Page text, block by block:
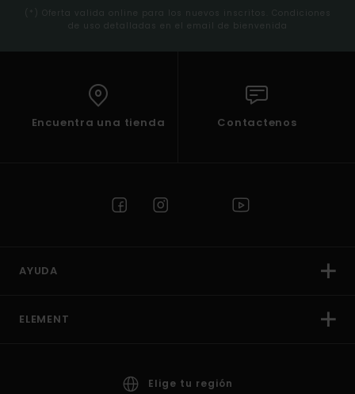
(*) Oferta valida online para los nuevos inscritos. Condiciones
de uso detalladas en el email de bienvenida
Encuentra una tienda Contactenos
AYUDA
ELEMENT
Elige tu región